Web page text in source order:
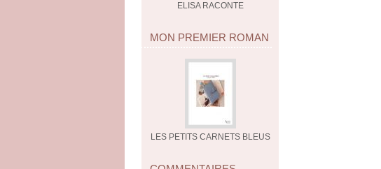
ELISA RACONTE
MON PREMIER ROMAN
LES PETITS CARNETS BLEUS